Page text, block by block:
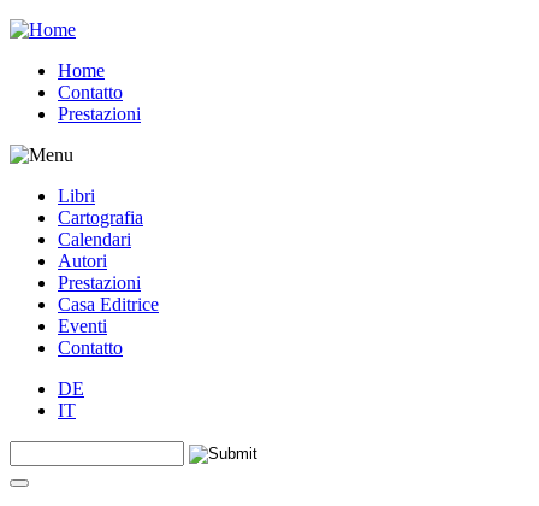
Jump to navigation
Home
Contatto
Prestazioni
Libri
Cartografia
Calendari
Autori
Prestazioni
Casa Editrice
Eventi
Contatto
DE
IT
Form di ricerca